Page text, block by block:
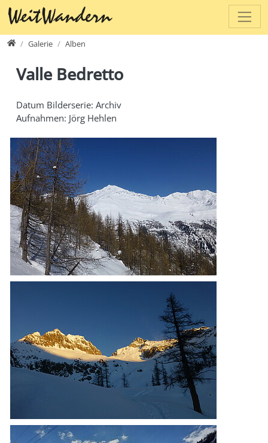
Direkt zur Hauptnavigation springen
Direkt zum Inhalt springen
www.weitwandern.ch
Galerie Alben
Valle Bedretto
Datum Bilderserie: Archiv
Aufnahmen: Jörg Hehlen